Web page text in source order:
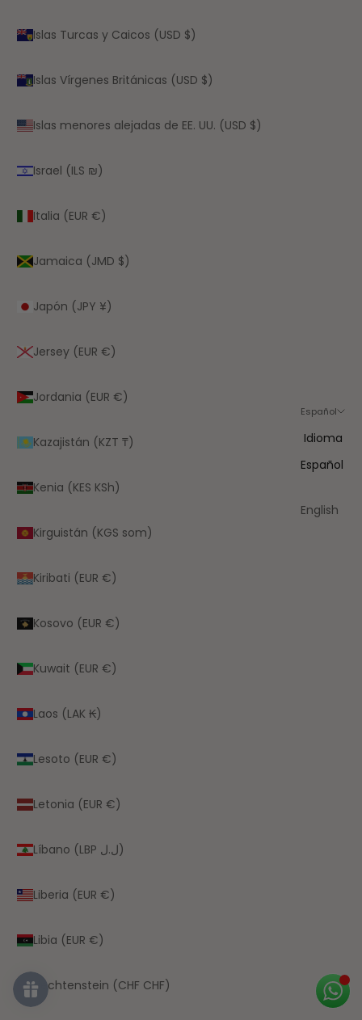
Islas Turcas y Caicos (USD $)
Islas Vírgenes Británicas (USD $)
Islas menores alejadas de EE. UU. (USD $)
Israel (ILS ₪)
Italia (EUR €)
Jamaica (JMD $)
Japón (JPY ¥)
Jersey (EUR €)
Jordania (EUR €)
Kazajistán (KZT ₸)
Kenia (KES KSh)
Kirguistán (KGS som)
Kiribati (EUR €)
Kosovo (EUR €)
Kuwait (EUR €)
Laos (LAK ₭)
Lesoto (EUR €)
Letonia (EUR €)
Líbano (LBP ل.ل)
Liberia (EUR €)
Libia (EUR €)
Liechtenstein (CHF CHF)
Español
Idioma
Español
English